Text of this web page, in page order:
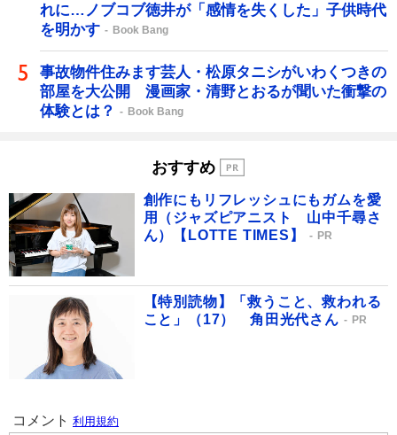
れに…ノブコブ徳井が「感情を失くした」子供時代
を明かす
Book Bang
事故物件住みます芸人・松原タニシがいわくつきの
部屋を大公開 漫画家・清野とおるが聞いた衝撃の
体験とは？
Book Bang
おすすめ
創作にもリフレッシュにもガムを愛
用（ジャズピアニスト 山中千尋さ
ん）【LOTTE TIMES】
PR
【特別読物】「救うこと、救われる
こと」（17） 角田光代さん
PR